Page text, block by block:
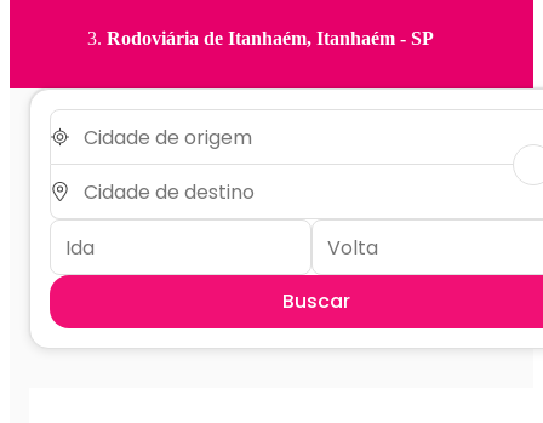
Rodoviária de Itanhaém, Itanhaém - SP
Buscar